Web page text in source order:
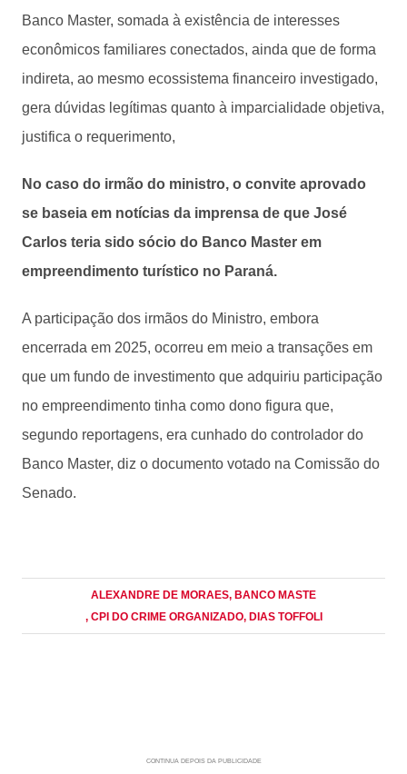
Banco Master, somada à existência de interesses
econômicos familiares conectados, ainda que de forma
indireta, ao mesmo ecossistema financeiro investigado,
gera dúvidas legítimas quanto à imparcialidade objetiva,
justifica o requerimento,
No caso do irmão do ministro, o convite aprovado
se baseia em notícias da imprensa de que José
Carlos teria sido sócio do Banco Master em
empreendimento turístico no Paraná.
A participação dos irmãos do Ministro, embora
encerrada em 2025, ocorreu em meio a transações em
que um fundo de investimento que adquiriu participação
no empreendimento tinha como dono figura que,
segundo reportagens, era cunhado do controlador do
Banco Master, diz o documento votado na Comissão do
Senado.
ALEXANDRE DE MORAES, BANCO MASTE
, CPI DO CRIME ORGANIZADO, DIAS TOFFOLI